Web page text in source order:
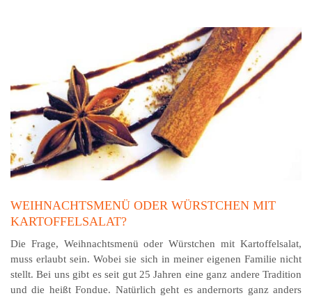
WEIHNACHTSMENÜ ODER WÜRSTCHEN MIT
KARTOFFELSALAT?
Die Frage, Weihnachtsmenü oder Würstchen mit Kartoffelsalat,
muss erlaubt sein. Wobei sie sich in meiner eigenen Familie nicht
stellt. Bei uns gibt es seit gut 25 Jahren eine ganz andere Tradition
und die heißt Fondue. Natürlich geht es andernorts ganz anders